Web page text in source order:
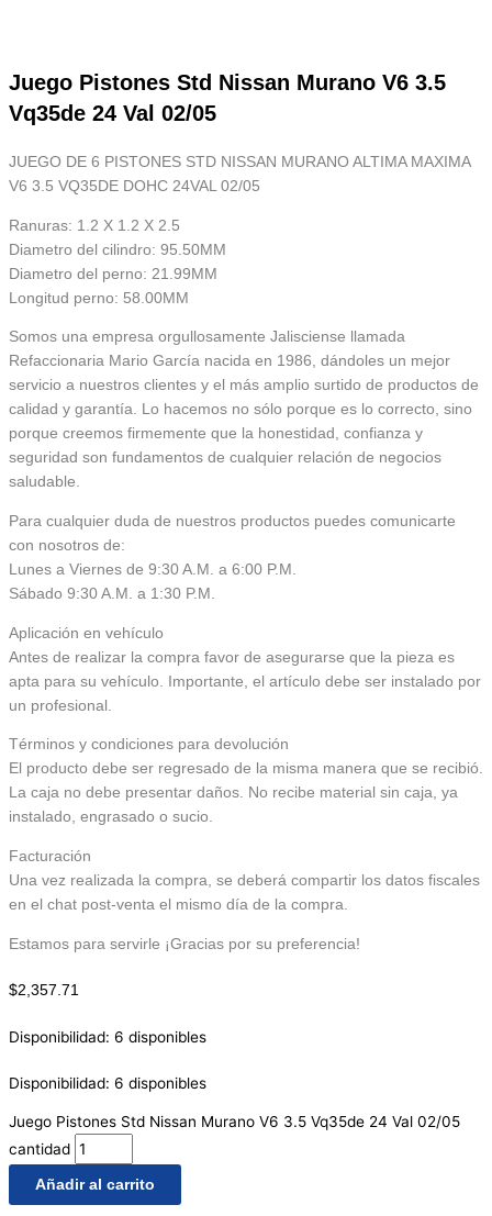
Juego Pistones Std Nissan Murano V6 3.5
Vq35de 24 Val 02/05
JUEGO DE 6 PISTONES STD NISSAN MURANO ALTIMA MAXIMA
V6 3.5 VQ35DE DOHC 24VAL 02/05
Ranuras: 1.2 X 1.2 X 2.5
Diametro del cilindro: 95.50MM
Diametro del perno: 21.99MM
Longitud perno: 58.00MM
Somos una empresa orgullosamente Jalisciense llamada
Refaccionaria Mario García nacida en 1986, dándoles un mejor
servicio a nuestros clientes y el más amplio surtido de productos de
calidad y garantía. Lo hacemos no sólo porque es lo correcto, sino
porque creemos firmemente que la honestidad, confianza y
seguridad son fundamentos de cualquier relación de negocios
saludable.
Para cualquier duda de nuestros productos puedes comunicarte
con nosotros de:
Lunes a Viernes de 9:30 A.M. a 6:00 P.M.
Sábado 9:30 A.M. a 1:30 P.M.
Aplicación en vehículo
Antes de realizar la compra favor de asegurarse que la pieza es
apta para su vehículo. Importante, el artículo debe ser instalado por
un profesional.
Términos y condiciones para devolución
El producto debe ser regresado de la misma manera que se recibió.
La caja no debe presentar daños. No recibe material sin caja, ya
instalado, engrasado o sucio.
Facturación
Una vez realizada la compra, se deberá compartir los datos fiscales
en el chat post-venta el mismo día de la compra.
Estamos para servirle ¡Gracias por su preferencia!
$2,357.71
Disponibilidad: 6 disponibles
Disponibilidad: 6 disponibles
Juego Pistones Std Nissan Murano V6 3.5 Vq35de 24 Val 02/05
cantidad
Añadir al carrito